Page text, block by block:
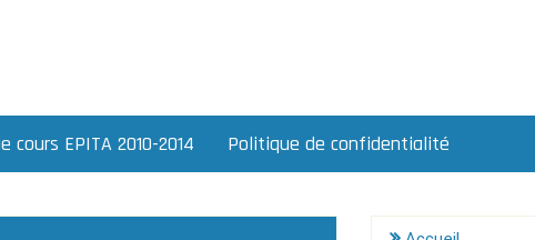
cours EPITA 2010-2014 Politique de confidentialité